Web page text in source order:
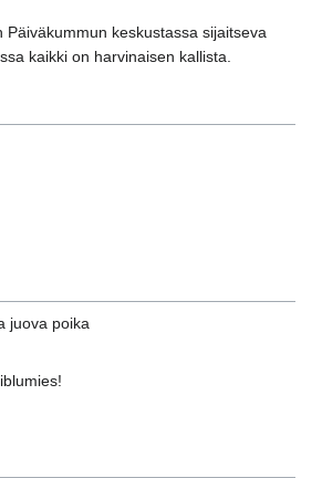
Päiväkummun keskustassa sijaitseva
kaikki on harvinaisen kallista.
juova poika